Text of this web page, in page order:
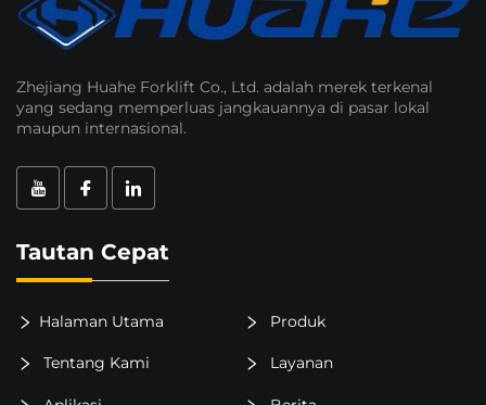
Zhejiang Huahe Forklift Co., Ltd. adalah merek terkenal
yang sedang memperluas jangkauannya di pasar lokal
maupun internasional.
Tautan Cepat
Halaman Utama Produk
Tentang Kami Layanan